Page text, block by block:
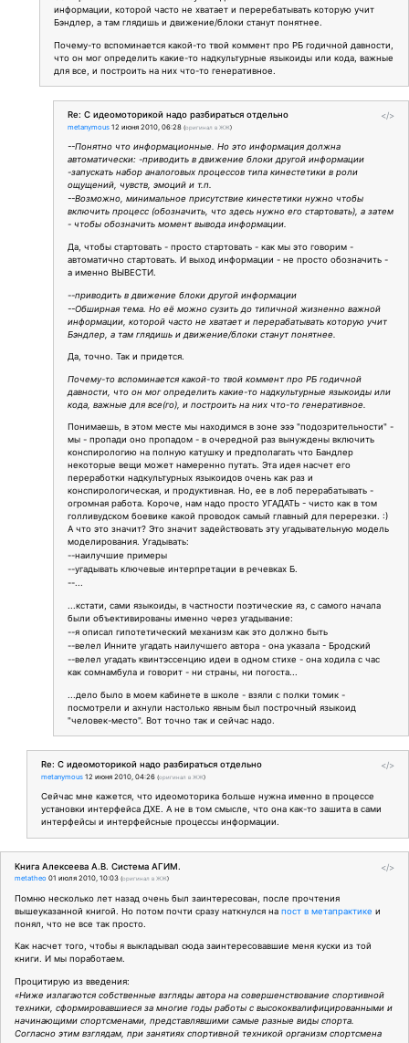
информации, которой часто не хватает и переребатывать которую учит
Бэндлер, а там глядишь и движение/блоки станут понятнее.
Почему-то вспоминается какой-то твой коммент про РБ годичной давности,
что он мог определить какие-то надкультурные языкоиды или кода, важные
для все, и построить на них что-то генеративное.
</>
Re: С идеомоторикой надо разбираться отдельно
metanymous 12 июня 2010, 06:28 (оригинал в ЖЖ)
--Понятно что информационные. Но это информация должна
автоматически: -приводить в движение блоки другой информации
-запускать набор аналоговых процессов типа кинестетики в роли
ощущений, чувств, эмоций и т.п.
--Возможно, минимальное присутствие кинестетики нужно чтобы
включить процесс (обозначить, что здесь нужно его стартовать), а затем
- чтобы обозначить момент вывода информации.
Да, чтобы стартовать - просто стартовать - как мы это говорим -
автоматично стартовать. И выход информации - не просто обозначить -
а именно ВЫВЕСТИ.
--приводить в движение блоки другой информации
--Обширная тема. Но её можно сузить до типичной жизненно важной
информации, которой часто не хватает и перерабатывать которую учит
Бэндлер, а там глядишь и движение/блоки станут понятнее.
Да, точно. Так и придется.
Почему-то вспоминается какой-то твой коммент про РБ годичной
давности, что он мог определить какие-то надкультурные языкоиды или
кода, важные для все(го), и построить на них что-то генеративное.
Понимаешь, в этом месте мы находимся в зоне эээ "подозрительности" -
мы - пропади оно пропадом - в очередной раз вынуждены включить
конспирологию на полную катушку и предполагать что Бандлер
некоторые вещи может намеренно путать. Эта идея насчет его
переработки надкультурных языкоидов очень как раз и
конспирологическая, и продуктивная. Но, ее в лоб перерабатывать -
огромная работа. Короче, нам надо просто УГАДАТЬ - чисто как в том
голливудском боевике какой проводок самый главный для перерезки. :)
А что это значит? Это значит задействовать эту угадывательную модель
моделирования. Угадывать:
--наилучшие примеры
--угадывать ключевые интерпретации в речевках Б.
--...
...кстати, сами языкоиды, в частности поэтические яз, с самого начала
были объективированы именно через угадывание:
--я описал гипотетический механизм как это должно быть
--велел Инните угадать наилучшего автора - она указала - Бродский
--велел угадать квинтэссенцию идеи в одном стихе - она ходила с час
как сомнамбула и говорит - ни страны, ни погоста...
...дело было в моем кабинете в школе - взяли с полки томик -
посмотрели и ахнули настолько явным был построчный языкоид
"человек-место". Вот точно так и сейчас надо.
</>
Re: С идеомоторикой надо разбираться отдельно
metanymous 12 июня 2010, 04:26 (оригинал в ЖЖ)
Сейчас мне кажется, что идеомоторика больше нужна именно в процессе
установки интерфейса ДХЕ. А не в том смысле, что она как-то зашита в сами
интерфейсы и интерфейсные процессы информации.
</>
Книга Алексеева А.В. Система АГИМ.
metatheo 01 июля 2010, 10:03 (оригинал в ЖЖ)
Помню несколько лет назад очень был заинтересован, после прочтения
вышеуказанной книгой. Но потом почти сразу наткнулся на пост в метапрактике и
понял, что не все так просто.
Как насчет того, чтобы я выкладывал сюда заинтересовавшие меня куски из той
книги. И мы поработаем.
Процитирую из введения:
«Ниже излагаются собственные взгляды автора на совершенствование спортивной
техники, сформировавшиеся за многие годы работы с высококвалифицированными и
начинающими спортсменами, представлявшими самые разные виды спорта.
Согласно этим взглядам, при занятиях спортивной техникой организм спортсмена